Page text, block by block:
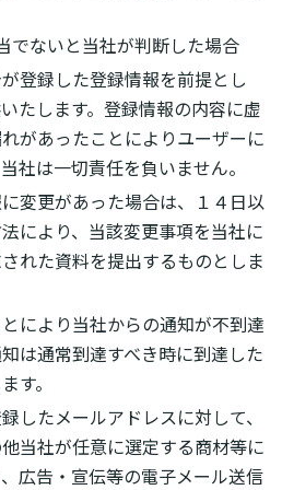
でないと当社が判断した場合
登録した登録情報を前提とし
たします。登録情報の内容に虚
があったことによりユーザーに
社は一切責任を負いません。
変更があった場合は、１４日以
により、当該変更事項を当社に
れた資料を提出するものとしま
により当社からの通知が不到達
は通常到達すべき時に到達した
す。
したメールアドレスに対して、
当社が任意に選定する商材等に
広告・宣伝等の電子メール送信